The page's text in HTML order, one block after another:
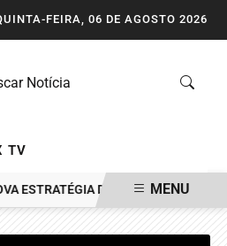
FEIRA, 06 DE AGOSTO 2026
TV
DE MÍDIA FEITA PELA
MENU